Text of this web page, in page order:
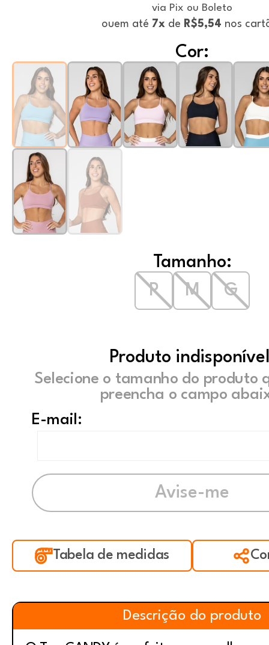
via Pix ou Boleto
ouem até 7x de R$5,54 nos
Cor:
Tamanho:
P
M G
Produto
Selecione o tamanho do produto
preencha o campo
E-mail:
Tabela de medidas
Descrição do produto